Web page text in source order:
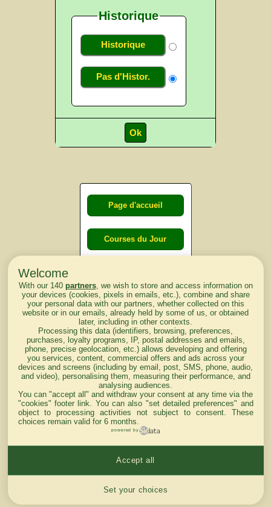
Historique
Historique
Pas d'Histor.
Page d'accueil
Courses du Jour
lendemain
Courses
d'aujourd'hui
Haut de Page
Mentions légales du site
Welcome
With our 140 partners, we wish to store and access information on
your devices (cookies, pixels in emails, etc.), combine and share
your personal data with our partners, whether collected on this
website or in our emails, already held by some of us, or obtained
later, including in other contexts.
Processing this data (identifiers, browsing, preferences,
purchases, loyalty programs, IP, postal addresses and emails,
phone, precise geolocation, etc.) allows developing and offering
you services, content, commercial offers and ads across your
devices and screens (including by email, post, SMS, phone, audio,
and video), personalising them, measuring their performance, and
analysing audiences.
You can "accept all" and withdraw your consent at any time via the
"cookies" footer link . You can also "set detailed preferences" and
object to processing activities not subject to consent. These
choices remain valid for 6 months.
powered by
Set your choices
Accept all